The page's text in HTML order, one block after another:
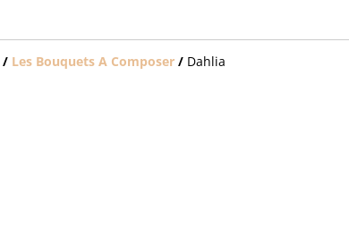
/ Les Bouquets A Composer / Dahlia